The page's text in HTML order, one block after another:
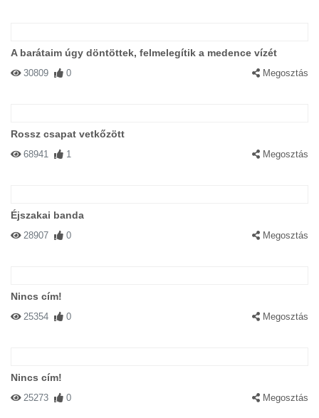
A barátaim úgy döntöttek, felmelegítik a medence vízét
30809 0 Megosztás
Rossz csapat vetkőzött
68941 1 Megosztás
Éjszakai banda
28907 0 Megosztás
Nincs cím!
25354 0 Megosztás
Nincs cím!
25273 0 Megosztás